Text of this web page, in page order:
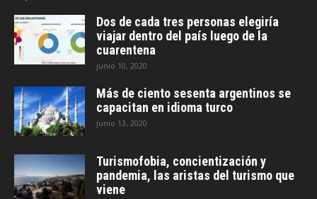
Dos de cada tres personas elegiría
viajar dentro del país luego de la
cuarentena
junio 10, 2020
Más de ciento sesenta argentinos se
capacitan en idioma turco
junio 13, 2020
Turismofobia, concientización y
pandemia, las aristas del turismo que
viene